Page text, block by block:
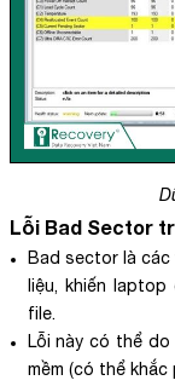
Lỗi Bad Sector
Bad sector là
liệu, khiến
file.
Lỗi này có thể
mềm (có thể khắc